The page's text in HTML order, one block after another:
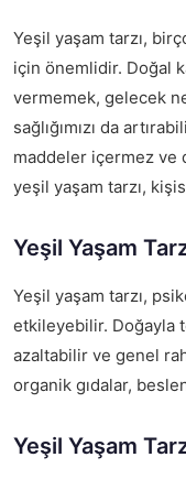
Yeşil yaşam tarzı,
için önemlidir. Doğal
vermemek, gelecek
sağlığımızı da
maddeler içermez ve
yeşil yaşam tarzı,
Yeşil Yaşam
Yeşil yaşam tarzı,
etkileyebilir. Doğayla
azaltabilir ve genel
organik gıdalar,
Yeşil Yaşam